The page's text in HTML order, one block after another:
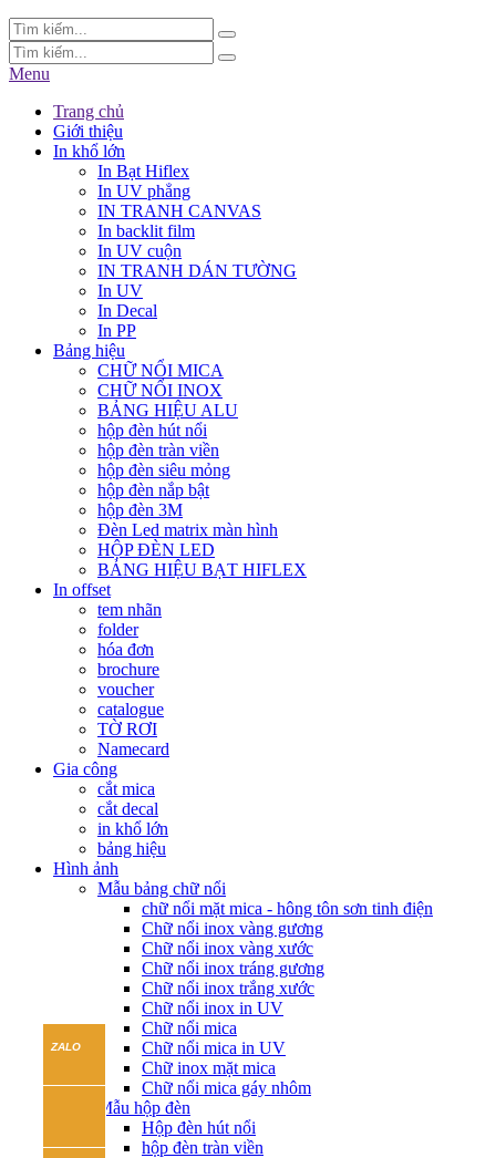
Menu
Trang chủ
Giới thiệu
In khổ lớn
In Bạt Hiflex
In UV phẳng
IN TRANH CANVAS
In backlit film
In UV cuộn
IN TRANH DÁN TƯỜNG
In UV
In Decal
In PP
Bảng hiệu
CHỮ NỔI MICA
CHỮ NỔI INOX
BẢNG HIỆU ALU
hộp đèn hút nổi
hộp đèn tràn viền
hộp đèn siêu mỏng
hộp đèn nắp bật
hộp đèn 3M
Đèn Led matrix màn hình
HỘP ĐÈN LED
BẢNG HIỆU BẠT HIFLEX
In offset
tem nhãn
folder
hóa đơn
brochure
voucher
catalogue
TỜ RƠI
Namecard
Gia công
cắt mica
cắt decal
in khổ lớn
bảng hiệu
Hình ảnh
Mẫu bảng chữ nổi
chữ nổi mặt mica - hông tôn sơn tinh điện
Chữ nổi inox vàng gương
Chữ nổi inox vàng xước
Chữ nổi inox tráng gương
Chữ nổi inox trắng xước
Chữ nổi inox in UV
Chữ nổi mica
Chữ nổi mica in UV
Chữ inox mặt mica
Chữ nổi mica gáy nhôm
Mẫu hộp đèn
Hộp đèn hút nổi
hộp đèn tràn viền